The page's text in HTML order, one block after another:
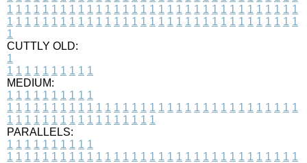
1 1 1 1 1 1 1 1 1 1 1 1 1 1 1 1 1 1 1 1 1 1 1 1 1 1 1 1 1 1 1 1 1
1 1 1 1 1 1 1 1 1 1 1 1 1 1 1 1 1 1 1 1 1 1 1 1 1 1 1 1 1 1 1 1 1
1
CUTTLY OLD:
1
1 1 1 1 1 1 1 1 1 1
MEDIUM:
1 1 1 1 1 1 1 1 1 1
1 1 1 1 1 1 1 1 1 1 1 1 1 1 1 1 1 1 1 1 1 1 1 1 1 1 1 1 1 1 1 1 1
1 1 1 1 1 1 1 1 1 1 1 1 1 1 1 1 1
PARALLELS:
1 1 1 1 1 1 1 1 1 1
1 1 1 1 1 1 1 1 1 1 1 1 1 1 1 1 1 1 1 1 1 1 1 1 1 1 1 1 1 1 1 1 1